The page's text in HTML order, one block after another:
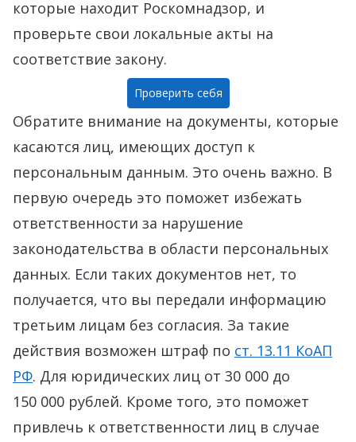
которые находит Роскомнадзор, и
проверьте свои локальные акты на
соответствие закону.
Проверить себя
Обратите внимание на документы, которые
касаются лиц, имеющих доступ к
персональным данным. Это очень важно. В
первую очередь это поможет избежать
ответственности за нарушение
законодательства в области персональных
данных. Если таких документов нет, то
получается, что вы передали информацию
третьим лицам без согласия. За такие
действия возможен штраф по ст. 13.11 КоАП
РФ. Для юридических лиц от 30 000 до
150 000 рублей. Кроме того, это поможет
привлечь к ответственности лиц в случае